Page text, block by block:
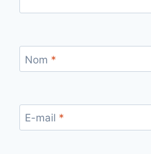
Nom *
E-mail *